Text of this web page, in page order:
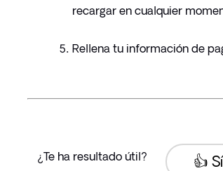
recargar en cualquier
Rellena tu información de
¿Te ha resultado útil? 👍 Sí